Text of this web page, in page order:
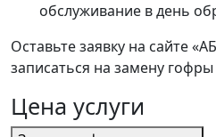
обслуживание в день
Оставьте заявку на сайте
записаться на замену
Цена услуги